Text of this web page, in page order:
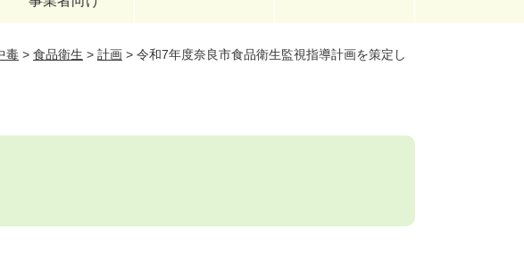
毒 > 食品衛生 > 計画 > 令和7年度奈良市食品衛生監視指導計画を策定し